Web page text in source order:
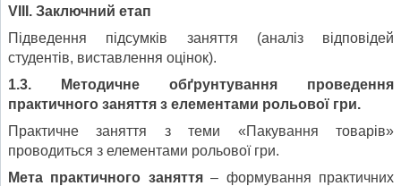
VIII. Заключний етап
Підведення підсумків заняття (аналіз відповідей
студентів, виставлення оцінок).
1.3. Методичне обґрунтування проведення
практичного заняття з елементами рольової гри.
Практичне заняття з теми «Пакування товарів»
проводиться з елементами рольової гри.
Мета практичного заняття– формування практичних